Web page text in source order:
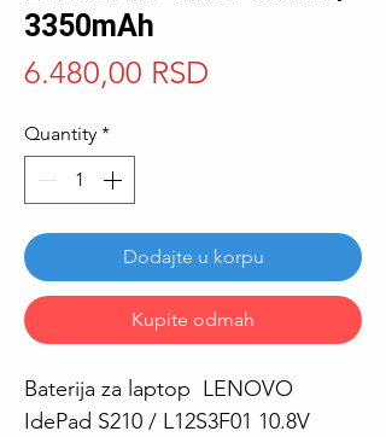
3350mAh
6.480,00 RSD
Quantity *
Dodajte u korpu
Kupite odmah
Baterija za laptop LENOVO
IdePad S210 / L12S3F01 10.8V